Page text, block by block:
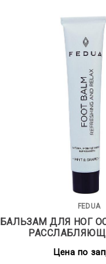
FEDUA
БАЛЬЗАМ ДЛЯ НОГ
Цена по